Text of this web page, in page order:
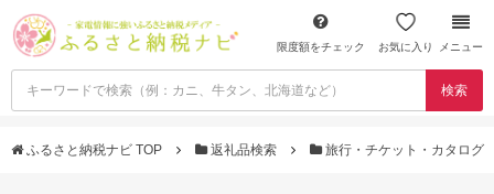
限度額をチェック お気に入り メニュー
検索
ふるさと納税ナビ TOP 返礼品検索 旅行・チケット・カタログ